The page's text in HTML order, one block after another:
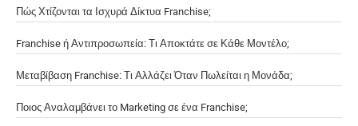
Πώς Χτίζονται τα Ισχυρά Δίκτυα Franchise;
Franchise ή Αντιπροσωπεία: Τι Αποκτάτε σε Κάθε Μοντέλο;
Μεταβίβαση Franchise: Τι Αλλάζει Όταν Πωλείται η Μονάδα;
Ποιος Αναλαμβάνει το Marketing σε ένα Franchise;